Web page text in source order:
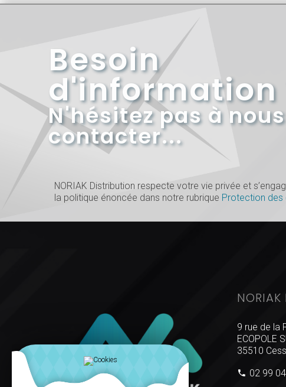
Besoin
d'information
N'hésitez pas à nous
contacter...
NORIAK Distribution respecte votre vie privée et
la politique énoncée dans notre rubrique Protection des
NORIAK
9 rue de la
ECOPOLE
35510
02 99